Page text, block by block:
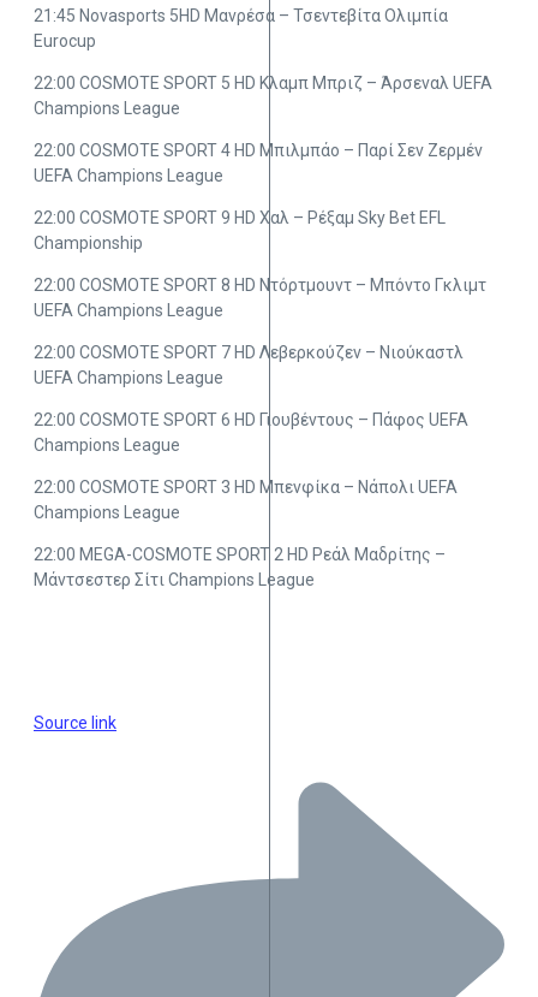
21:45 Novasports 5HD Μανρέσα – Τσεντεβίτα Ολιμπία
Eurocup
22:00 COSMOTE SPORT 5 HD Κλαμπ Μπριζ – Άρσεναλ UEFA
Champions League
22:00 COSMOTE SPORT 4 HD Μπιλμπάο – Παρί Σεν Ζερμέν
UEFA Champions League
22:00 COSMOTE SPORT 9 HD Χαλ – Ρέξαμ Sky Bet EFL
Championship
22:00 COSMOTE SPORT 8 HD Ντόρτμουντ – Μπόντο Γκλιμτ
UEFA Champions League
22:00 COSMOTE SPORT 7 HD Λεβερκούζεν – Νιούκαστλ
UEFA Champions League
22:00 COSMOTE SPORT 6 HD Γιουβέντους – Πάφος UEFA
Champions League
22:00 COSMOTE SPORT 3 HD Μπενφίκα – Νάπολι UEFA
Champions League
22:00 MEGA-COSMOTE SPORT 2 HD Ρεάλ Μαδρίτης –
Μάντσεστερ Σίτι Champions League
Source link